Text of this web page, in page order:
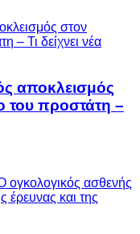
αποκλεισμός
του προστάτη –